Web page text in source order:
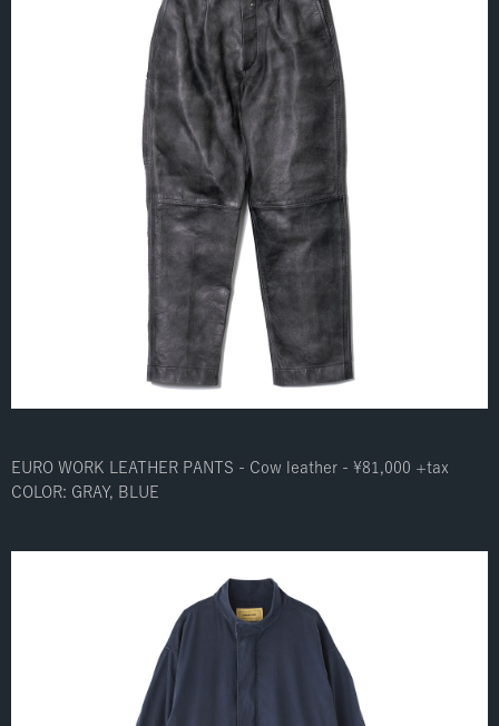
EURO WORK LEATHER PANTS - Cow leather - ¥81,000 +tax
COLOR: GRAY, BLUE